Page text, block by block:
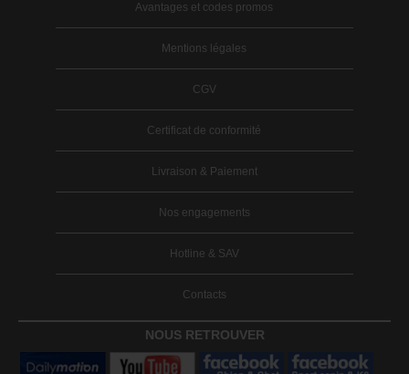
Avantages et codes promos
Mentions légales
CGV
Certificat de conformité
Livraison & Paiement
Nos engagements
Hotline & SAV
Contacts
NOUS RETROUVER